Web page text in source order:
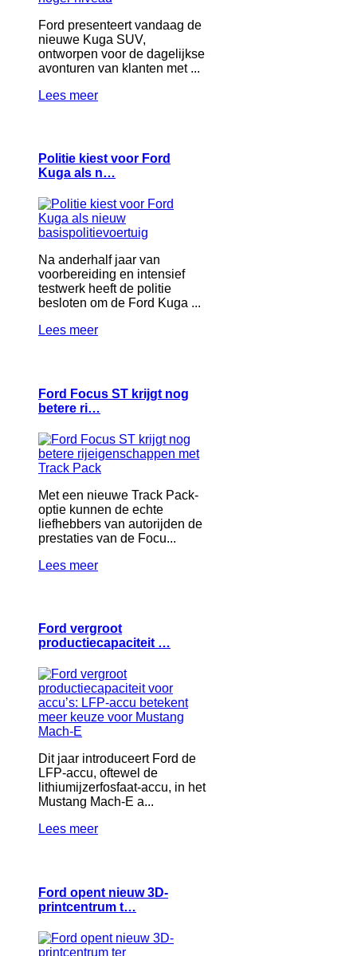
Ford presenteert vandaag de
nieuwe Kuga SUV,
ontworpen voor de dagelijkse
avonturen van klanten met ...
Lees meer
Politie kiest voor Ford
Kuga als n…
Na anderhalf jaar van
voorbereiding en intensief
testwerk heeft de politie
besloten om de Ford Kuga ...
Lees meer
Ford Focus ST krijgt nog
betere ri…
Met een nieuwe Track Pack-
optie kunnen de echte
liefhebbers van autorijden de
prestaties van de Focu...
Lees meer
Ford vergroot
productiecapaciteit …
Dit jaar introduceert Ford de
LFP‑accu, oftewel de
lithiumijzerfosfaat‑accu, in het
Mustang Mach‑E a...
Lees meer
Ford opent nieuw 3D-
printcentrum t…